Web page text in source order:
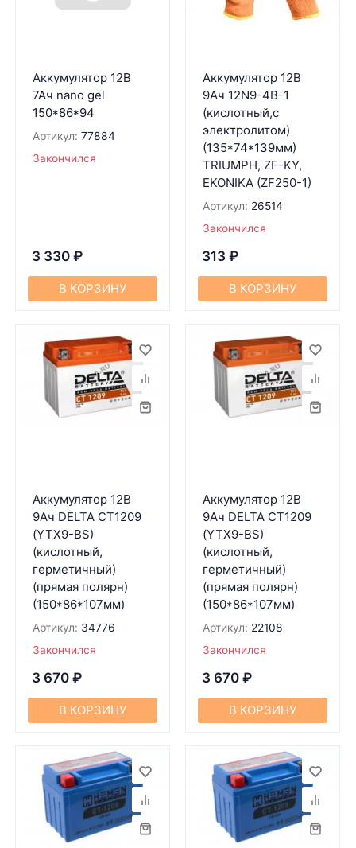
Аккумулятор 12В
7Ач nano gel
150*86*94
Артикул: 77884
Закончился
3 330 ₽
В КОРЗИНУ
Аккумулятор 12В
9Ач 12N9-4B-1
(кислотный,с
электролитом)
(135*74*139мм)
TRIUMPH, ZF-KY,
EKONIKA (ZF250-1)
Артикул: 26514
Закончился
313 ₽
В КОРЗИНУ
Аккумулятор 12В
9Ач DELTA CT1209
(YTX9-BS)
(кислотный,
герметичный)
(прямая полярн)
(150*86*107мм)
Артикул: 34776
Закончился
3 670 ₽
В КОРЗИНУ
Аккумулятор 12В
9Ач DELTA CT1209
(YTX9-BS)
(кислотный,
герметичный)
(прямая полярн)
(150*86*107мм)
Артикул: 22108
Закончился
3 670 ₽
В КОРЗИНУ